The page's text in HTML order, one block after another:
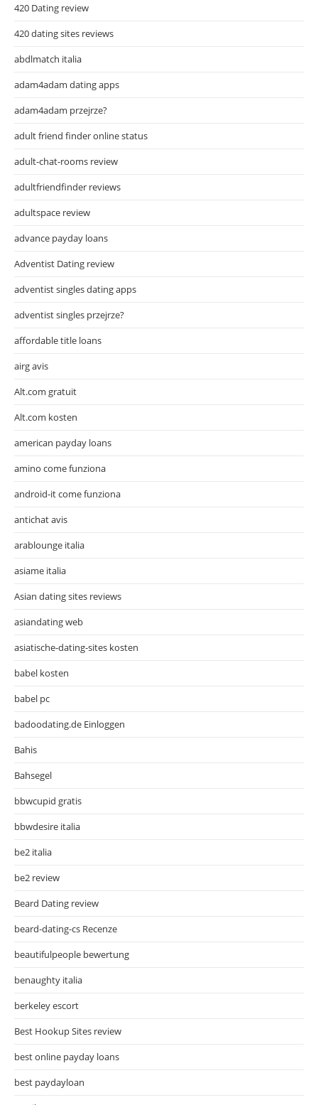
420 Dating review
420 dating sites reviews
abdlmatch italia
adam4adam dating apps
adam4adam przejrze?
adult friend finder online status
adult-chat-rooms review
adultfriendfinder reviews
adultspace review
advance payday loans
Adventist Dating review
adventist singles dating apps
adventist singles przejrze?
affordable title loans
airg avis
Alt.com gratuit
Alt.com kosten
american payday loans
amino come funziona
android-it come funziona
antichat avis
arablounge italia
asiame italia
Asian dating sites reviews
asiandating web
asiatische-dating-sites kosten
babel kosten
babel pc
badoodating.de Einloggen
Bahis
Bahsegel
bbwcupid gratis
bbwdesire italia
be2 italia
be2 review
Beard Dating review
beard-dating-cs Recenze
beautifulpeople bewertung
benaughty italia
berkeley escort
Best Hookup Sites review
best online payday loans
best paydayloan